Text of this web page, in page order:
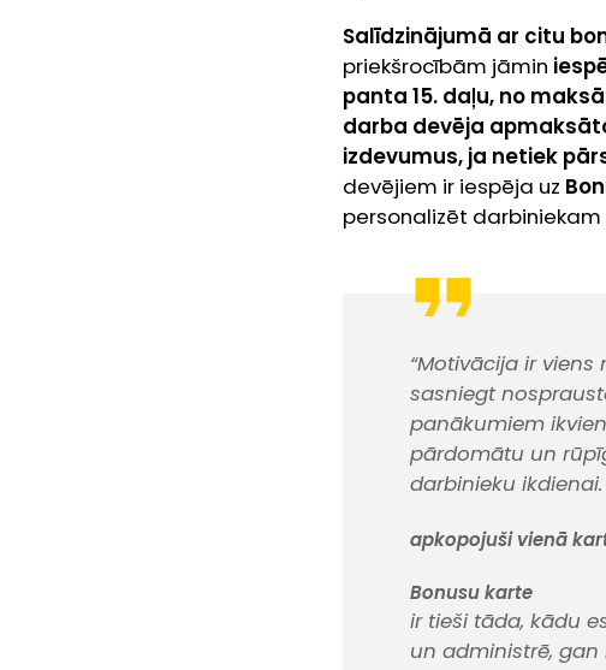
Salīdzinājumā ar citu
priekšrocībām jāmin
panta 15. daļu, no
darba devēja
izdevumus, ja netiek
devējiem ir iespēja uz
personalizēt darbiniekam
“Motivācija ir
sasniegt
panākumiem
pārdomātu un
darbinieku
apkopojuši vienā
Bonusu karte
ir tieši tāda, kādu
un administrē, gan